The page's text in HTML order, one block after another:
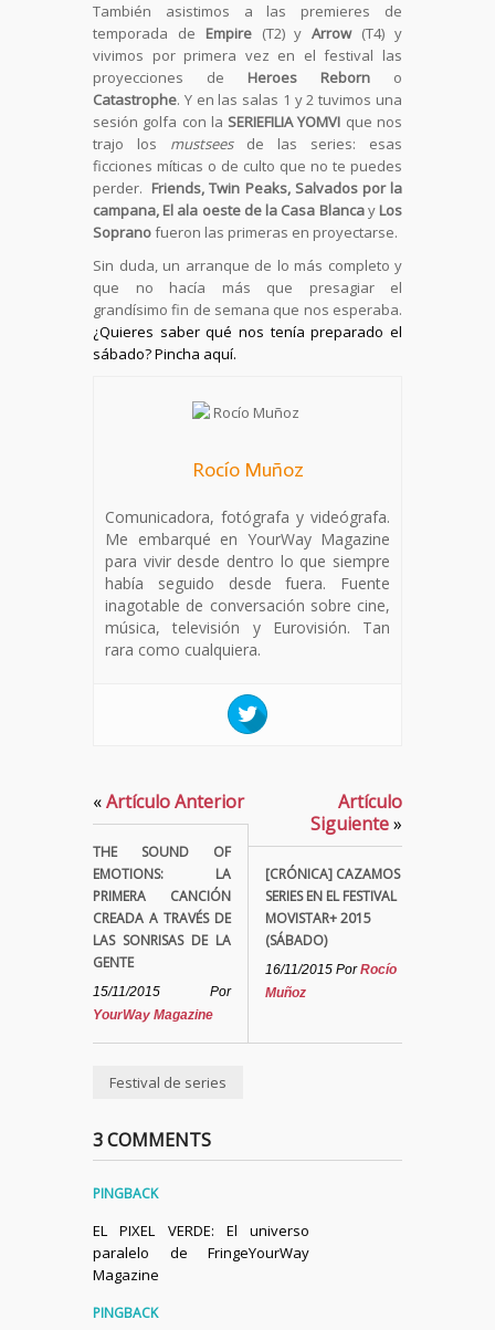
También asistimos a las premieres de
temporada de Empire(T2) yArrow(T4) y
vivimos por primera vez en el festival las
proyecciones de Heroes Reborn o
Catastrophe. Y en las salas 1 y 2 tuvimos una
sesión golfa con la SERIEFILIA YOMVI que nos
trajo los mustseesde las series: esas
ficciones míticas o de culto que no te puedes
perder. Friends, Twin Peaks, Salvados por la
campana, El ala oeste de la Casa BlancayLos
Sopranofueron las primeras en proyectarse.
Sin duda, un arranque de lo más completo y
que no hacía más que presagiar el
grandísimo fin de semana que nos esperaba.
¿Quieres saber qué nos tenía preparado el
sábado? Pincha aquí.
Rocío Muñoz
Comunicadora, fotógrafa y videógrafa.
Me embarqué en YourWay Magazine
para vivir desde dentro lo que siempre
había seguido desde fuera. Fuente
inagotable de conversación sobre cine,
música, televisión y Eurovisión. Tan
rara como cualquiera.
«Artículo Anterior
THE SOUND OF
EMOTIONS: LA
PRIMERA CANCIÓN
CREADA A TRAVÉS DE
LAS SONRISAS DE LA
GENTE
15/11/2015
Por
YourWay Magazine
Artículo
Siguiente»
[CRÓNICA] CAZAMOS
SERIES EN EL FESTIVAL
MOVISTAR+ 2015
(SÁBADO)
16/11/2015 PorRocío
Muñoz
Festival de series
3 COMMENTS
PINGBACK
EL PIXEL VERDE: El universo
paralelo de FringeYourWay
Magazine
PINGBACK